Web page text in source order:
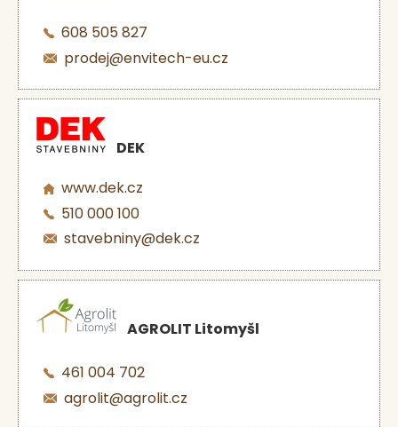
608 505 827
prodej@envitech-eu.cz
DEK
www.dek.cz
510 000 100
stavebniny@dek.cz
AGROLIT Litomyšl
461 004 702
agrolit@agrolit.cz